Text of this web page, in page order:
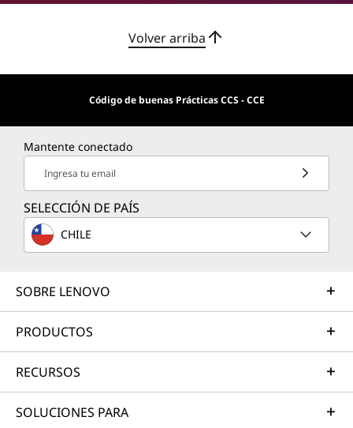
Volver arriba
Código de buenas Prácticas CCS - CCE
Mantente conectado
Ingresa tu email
SELECCIÓN DE PAÍS
CHILE
SOBRE LENOVO
PRODUCTOS
RECURSOS
SOLUCIONES PARA